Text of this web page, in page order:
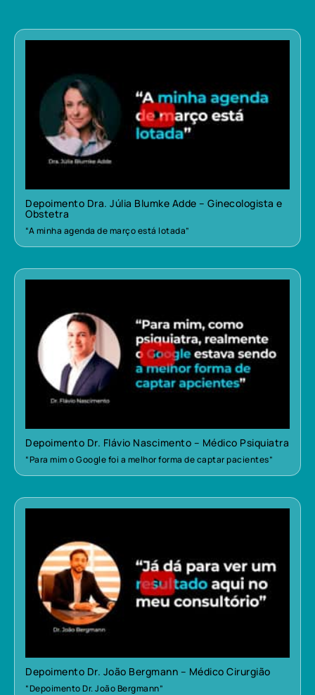
Depoimento Dra. Júlia Blumke Adde – Ginecologista e
Obstetra
“A minha agenda de março está lotada”
Depoimento Dr. Flávio Nascimento – Médico Psiquiatra
“Para mim o Google foi a melhor forma de captar pacientes”
Depoimento Dr. João Bergmann – Médico Cirurgião
“Depoimento Dr. João Bergmann”